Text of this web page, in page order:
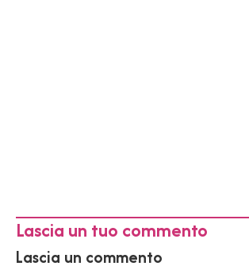
Lascia un tuo commento
Lascia un commento